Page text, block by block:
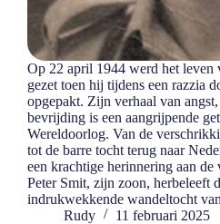
Op 22 april 1944 werd het
gezet toen hij tijdens een razzia
opgepakt. Zijn verhaal van
bevrijding is een aangrijpende
Wereldoorlog. Van de
tot de barre tocht terug naar
een krachtige herinnering aan de
Peter Smit, zijn zoon, herbeleeft
indrukwekkende wandeltocht
Rudy
11 februari 2025